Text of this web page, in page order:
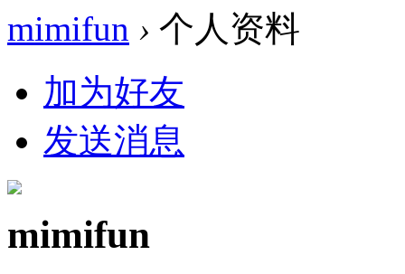
mimifun › 个人资料
加为好友
发送消息
mimifun